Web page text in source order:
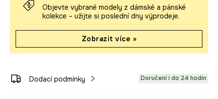
Objevte vybrané modely z dámské a pánské
kolekce – užijte si poslední dny výprodeje.
Zobrazit více »
Dodací podmínky Doručení i do 24 hodin